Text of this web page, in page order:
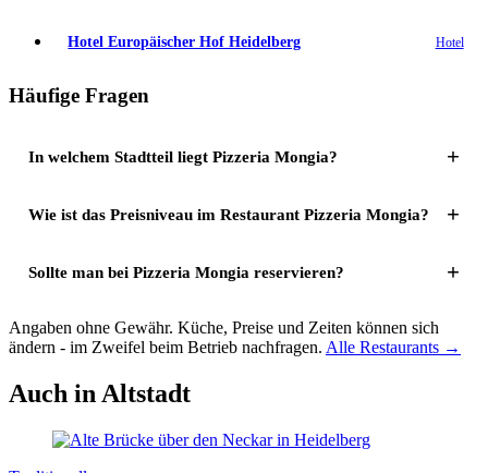
Hotel Europäischer Hof Heidelberg Hotel
Häufige Fragen
In welchem Stadtteil liegt Pizzeria Mongia?
Wie ist das Preisniveau im Restaurant Pizzeria Mongia?
Sollte man bei Pizzeria Mongia reservieren?
Angaben ohne Gewähr. Küche, Preise und Zeiten können sich
ändern - im Zweifel beim Betrieb nachfragen. Alle Restaurants →
Auch in Altstadt